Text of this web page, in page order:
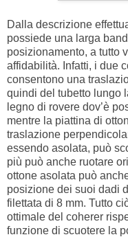
Dalla descrizione
possiede una larga
posizionamento, a tutto
affidabilità. Infatti, i due
consentono una
quindi del tubetto lungo
legno di rovere dov’è
mentre la piattina di
traslazione
essendo asolata, può
più può anche ruotare
ottone asolata può
posizione dei suoi dadi
filettata di 8 mm. Tutto
ottimale del coherer
funzione di scuotere la